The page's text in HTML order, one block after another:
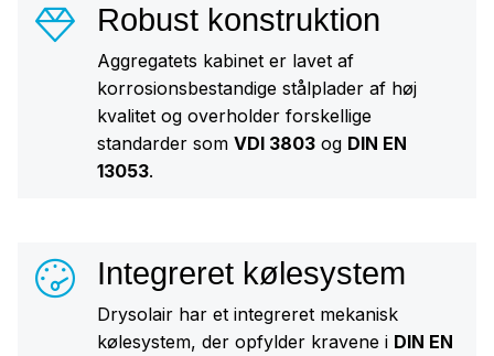
Robust konstruktion
Aggregatets kabinet er lavet af
korrosionsbestandige stålplader af høj
kvalitet og overholder forskellige
standarder som VDI 3803 og DIN EN
13053.
Integreret kølesystem
Drysolair har et integreret mekanisk
kølesystem, der opfylder kravene i DIN EN